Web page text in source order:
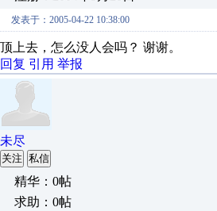
发表于：2005-04-22 10:38:00
顶上去，怎么没人会吗？ 谢谢。
回复 引用 举报
未尽
关注 私信
精华：0帖
求助：0帖